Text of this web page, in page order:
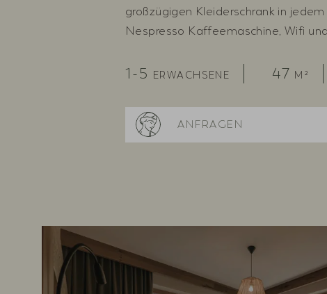
großzügigen Kleiderschrank in
Nespresso Kaffeemaschine, Wifi
1-5 ERWACHSENE 47 M²
ANFRAGEN